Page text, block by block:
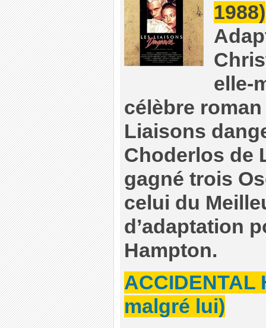
1988)
elle-
célèbre
Liaisons
Choderlos de
gagné trois
celui du
d’adaptation
Hampton.
ACCIDENTAL
malgré lui)